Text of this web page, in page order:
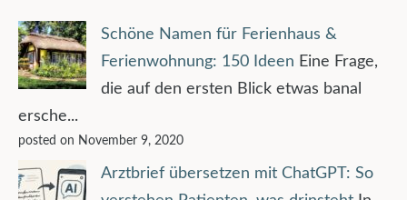
Schöne Namen für Ferienhaus &
Ferienwohnung: 150 Ideen Eine Frage,
die auf den ersten Blick etwas banal
ersche...
posted on November 9, 2020
Arztbrief übersetzen mit ChatGPT: So